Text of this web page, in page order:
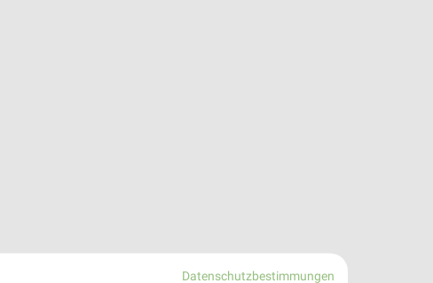
Datenschutzbestimmungen